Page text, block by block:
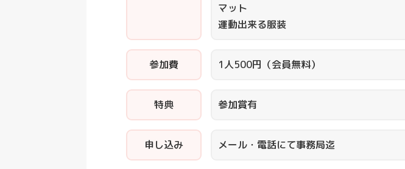
マット
運動出来る服装
参加費 1人500円（会員無料）
特典 参加賞有
申し込み メール・電話にて事務局迄